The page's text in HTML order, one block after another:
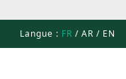
Langue : FR / AR / EN